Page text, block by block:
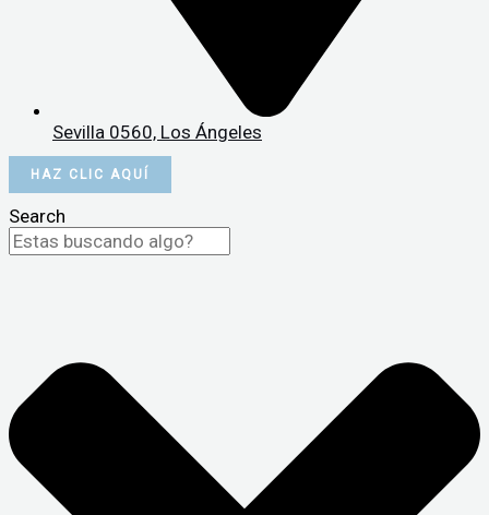
Sevilla 0560, Los Ángeles
HAZ CLIC AQUÍ
Search